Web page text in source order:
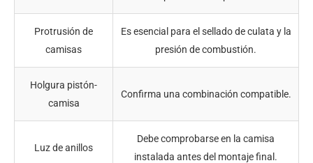
Protrusión de
camisas
Es esencial para el sellado de culata y la
presión de combustión.
Holgura pistón-
camisa
Confirma una combinación compatible.
Luz de anillos
Debe comprobarse en la camisa
instalada antes del montaje final.